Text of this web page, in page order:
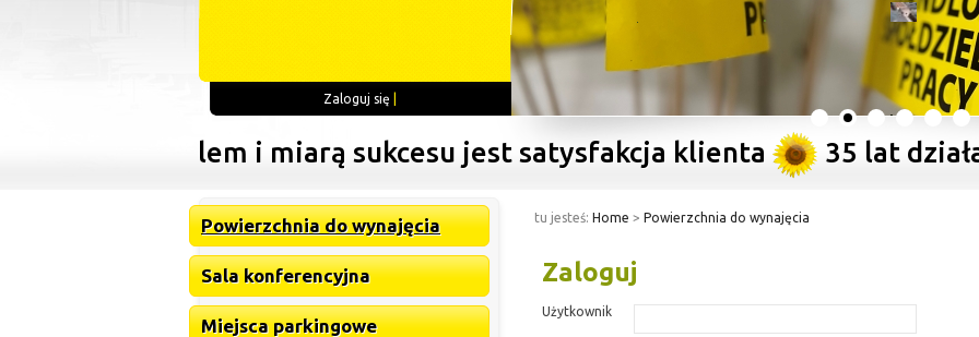
Zaloguj się
celem i miarą sukcesu jest satysfakcja klienta 35 lat
Powierzchnia do wynajęcia
Sala konferencyjna
Miejsca parkingowe
tu jesteś: Home > Powierzchnia do wynajęcia
Zaloguj
Użytkownik